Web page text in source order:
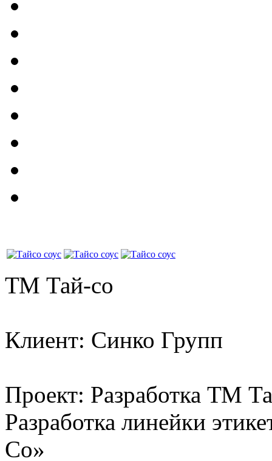
ТМ Тай-со
Клиент: Синко Групп
Проект: Разработка ТМ
Разработка линейки
Со»